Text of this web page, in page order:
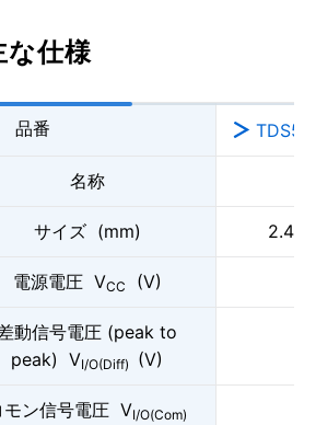
な仕様
品番
名称
サイズ (mm)
電源電圧 VCC (V)
動信号電圧 (peak to
peak) VI/O(Diff) (V)
モン信号電圧 VI/O(Com)